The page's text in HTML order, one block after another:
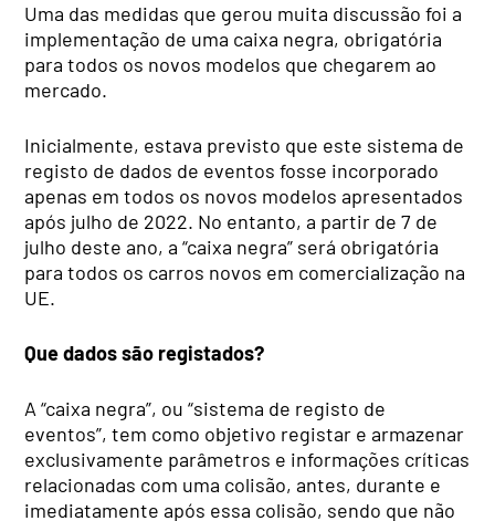
Uma das medidas que gerou muita discussão foi a
implementação de uma caixa negra, obrigatória
para todos os novos modelos que chegarem ao
mercado.
Inicialmente, estava previsto que este sistema de
registo de dados de eventos fosse incorporado
apenas em todos os novos modelos apresentados
após julho de 2022. No entanto, a partir de 7 de
julho deste ano, a “caixa negra” será obrigatória
para todos os carros novos em comercialização na
UE.
Que dados são registados?
A “caixa negra”, ou “sistema de registo de
eventos”, tem como objetivo registar e armazenar
exclusivamente parâmetros e informações críticas
relacionadas com uma colisão, antes, durante e
imediatamente após essa colisão, sendo que não